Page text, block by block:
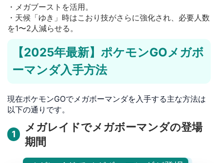
・メガブーストを活用。
・天候「ゆき」時はこおり技がさらに強化され、必要人数
を1〜2人減らせる。
【2025年最新】ポケモンGOメガボ
ーマンダ入手方法
現在ポケモンGOでメガボーマンダを入手する主な方法は
以下の通りです。
1
メガレイドでメガボーマンダの登場
期間